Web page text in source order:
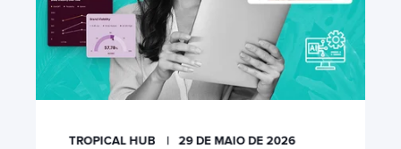
TROPICAL HUB
29 DE MAIO DE 2026